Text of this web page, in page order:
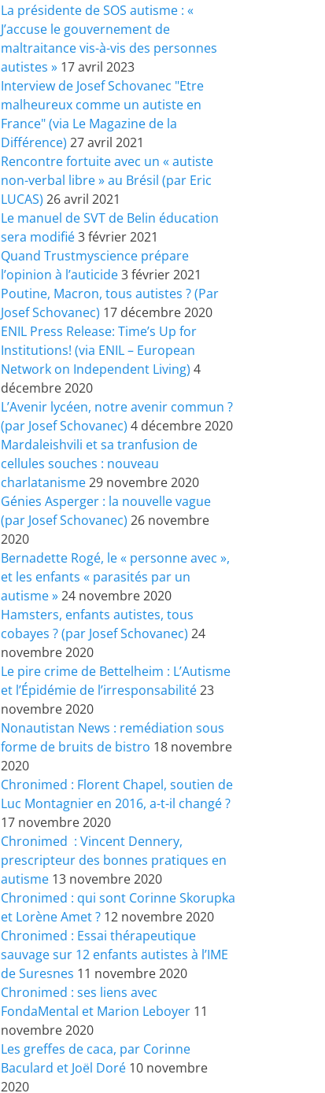
La présidente de SOS autisme : «
J’accuse le gouvernement de
maltraitance vis-à-vis des personnes
autistes » 17 avril 2023
Interview de Josef Schovanec "Etre
malheureux comme un autiste en
France" (via Le Magazine de la
Différence) 27 avril 2021
Rencontre fortuite avec un « autiste
non-verbal libre » au Brésil (par Eric
LUCAS) 26 avril 2021
Le manuel de SVT de Belin éducation
sera modifié3 février 2021
Quand Trustmyscience prépare
l’opinion à l’auticide3 février 2021
Poutine, Macron, tous autistes ? (Par
Josef Schovanec) 17 décembre 2020
ENIL Press Release: Time’s Up for
Institutions! (via ENIL – European
Network on Independent Living) 4
décembre 2020
L’Avenir lycéen, notre avenir commun ?
(par Josef Schovanec) 4 décembre 2020
Mardaleishvili et sa tranfusion de
cellules souches : nouveau
charlatanisme29 novembre 2020
Génies Asperger : la nouvelle vague
(par Josef Schovanec) 26 novembre
2020
Bernadette Rogé, le « personne avec »,
et les enfants « parasités par un
autisme »24 novembre 2020
Hamsters, enfants autistes, tous
cobayes ? (par Josef Schovanec) 24
novembre 2020
Le pire crime de Bettelheim : L’Autisme
et l’Épidémie de l’irresponsabilité23
novembre 2020
Nonautistan News : remédiation sous
forme de bruits de bistro 18 novembre
2020
Chronimed : Florent Chapel, soutien de
Luc Montagnier en 2016, a-t-il changé ?
17 novembre 2020
Chronimed : Vincent Dennery,
prescripteur des bonnes pratiques en
autisme 13 novembre 2020
Chronimed : qui sont Corinne Skorupka
et Lorène Amet ? 12 novembre 2020
Chronimed : Essai thérapeutique
sauvage sur 12 enfants autistes à l’IME
de Suresnes 11 novembre 2020
Chronimed : ses liens avec
FondaMental et Marion Leboyer 11
novembre 2020
Les greffes de caca, par Corinne
Baculard et Joël Doré 10 novembre
2020